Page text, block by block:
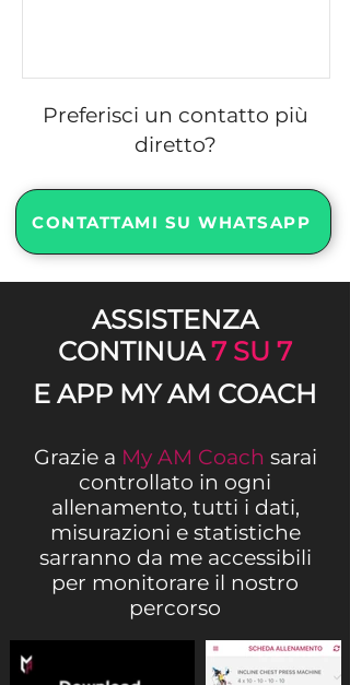
Preferisci un contatto più
diretto?
CONTATTAMI SU WHATSAPP
ASSISTENZA
CONTINUA7 SU 7
E APP MY AM COACH
Grazie a My AM Coach sarai
controllato in ogni
allenamento, tutti i dati,
misurazioni e statistiche
sarranno da me accessibili
per monitorare il nostro
percorso